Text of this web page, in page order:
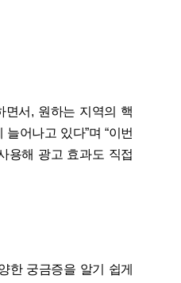
면서, 원하는 지역의 핵
어나고 있다”며 “이번
용해 광고 효과도 직접
한 궁금증을 알기 쉽게